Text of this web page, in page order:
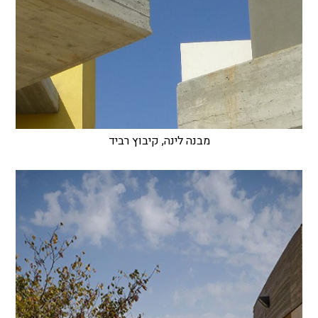
מבנה לינה, קיבוץ רביד